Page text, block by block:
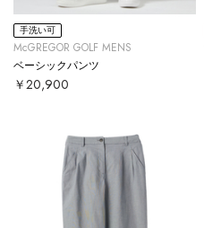
手洗い可
McGREGOR GOLF MENS
ベーシックパンツ
￥20,900